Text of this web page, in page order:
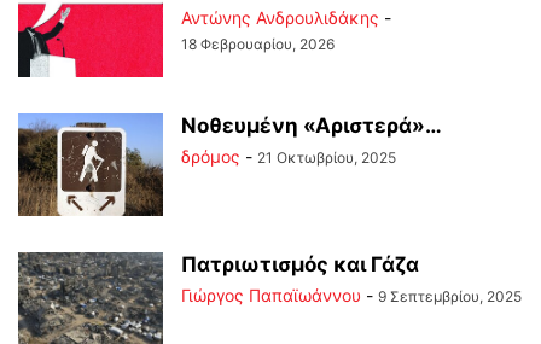
Αντώνης Ανδρουλιδάκης -
18 Φεβρουαρίου, 2026
Νοθευμένη «Αριστερά»…
δρόμος - 21 Οκτωβρίου, 2025
Πατριωτισμός και Γάζα
Γιώργος Παπαϊωάννου - 9 Σεπτεμβρίου, 2025